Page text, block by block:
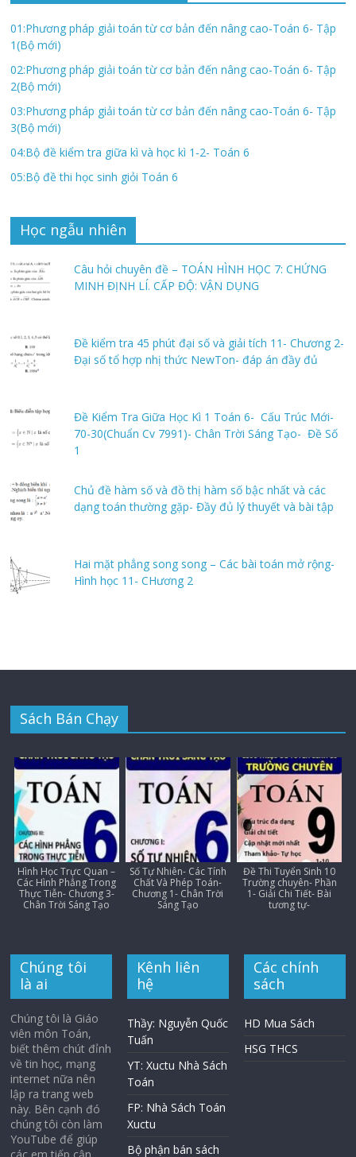
01:Phương pháp giải toán từ cơ bản đến nâng cao-Toán 6- Tập
1(Bộ mới)
02:Phương pháp giải toán từ cơ bản đến nâng cao-Toán 6- Tập
2(Bộ mới)
03:Phương pháp giải toán từ cơ bản đến nâng cao-Toán 6- Tập
3(Bộ mới)
04:Bộ đề kiểm tra giữa kì và học kì 1-2- Toán 6
05:Bộ đề thi học sinh giỏi Toán 6
Học ngẫu nhiên
Câu hỏi chuyên đề – TOÁN HÌNH HỌC 7: CHỨNG
MINH ĐỊNH LÍ. CẤP ĐỘ: VẬN DỤNG
Đề kiểm tra 45 phút đại số và giải tích 11- Chương 2-
Đại số tổ hợp nhị thức NewTon- đáp án đầy đủ
Đề Kiểm Tra Giữa Học Kì 1 Toán 6- Cấu Trúc Mới-
70-30(Chuẩn Cv 7991)- Chân Trời Sáng Tạo- Đề Số
1
Chủ đề hàm số và đồ thị hàm số bậc nhất và các
dạng toán thường gặp- Đầy đủ lý thuyết và bài tập
Hai mặt phẳng song song – Các bài toán mở rộng-
Hình học 11- CHương 2
Sách Bán Chạy
Hình Học Trực Quan –
Các Hình Phẳng Trong
Thực Tiễn- Chương 3-
Chân Trời Sáng Tạo
Số Tự Nhiên- Các Tính
Chất Và Phép Toán-
Chương 1- Chân Trời
Sáng Tạo
Đề Thi Tuyển Sinh 10
Trường chuyên- Phần
1- Giải Chi Tiết- Bài
tương tự-
Chúng tôi
là ai
Chúng tôi là Giáo
viên môn Toán,
biết thêm chút đỉnh
về tin học, mạng
internet nữa nên
lập ra trang web
này. Bên cạnh đó
chúng tôi còn làm
YouTube để giúp
Kênh liên
hệ
Thầy: Nguyễn Quốc
Tuấn
YT: Xuctu Nhà Sách
Toán
FP: Nhà Sách Toán
Xuctu
Bộ phận bán sách
Các chính
sách
HD Mua Sách
HSG THCS